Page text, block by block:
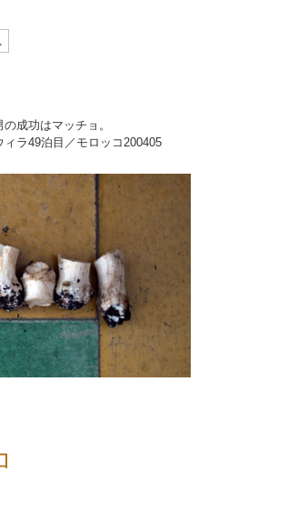
の成功はマッチョ。
ィラ49泊目／モロッコ200405